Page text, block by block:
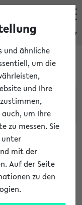
eKVV
und ähnliche
um die
und Ihre
um Ihre
zu messen. Sie
unter
mit der
Auf der Seite
zu den